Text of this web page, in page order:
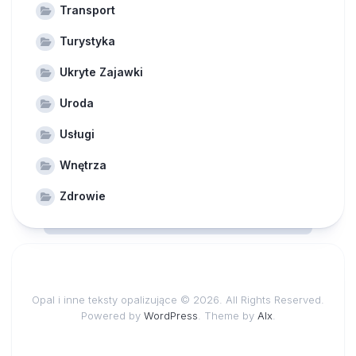
Transport
Turystyka
Ukryte Zajawki
Uroda
Usługi
Wnętrza
Zdrowie
Opal i inne teksty opalizujące © 2026. All Rights Reserved.
Powered by WordPress . Theme by Alx